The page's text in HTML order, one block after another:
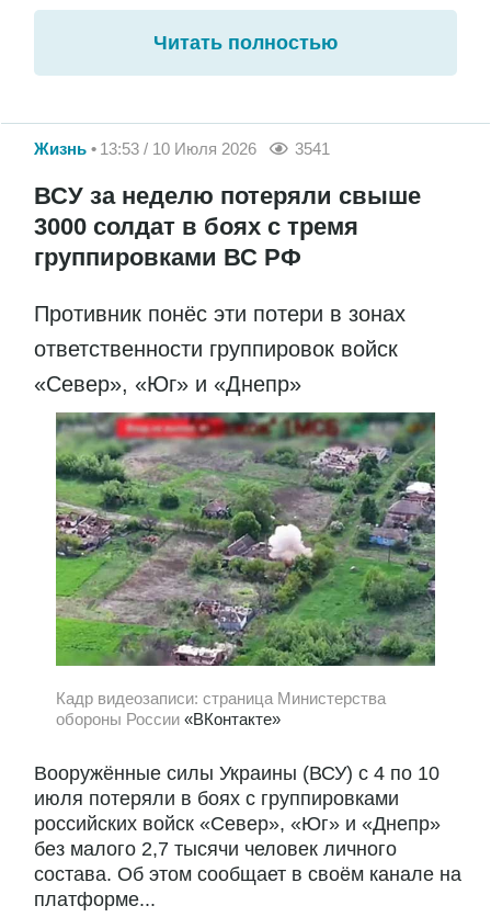
Читать полностью
Жизнь 13:53 / 10 Июля 2026 3541
ВСУ за неделю потеряли свыше
3000 солдат в боях с тремя
группировками ВС РФ
Противник понёс эти потери в зонах
ответственности группировок войск
«Север», «Юг» и «Днепр»
Кадр видеозаписи: страница Министерства
обороны России «ВКонтакте»
Вооружённые силы Украины (ВСУ) с 4 по 10
июля потеряли в боях с группировками
российских войск «Север», «Юг» и «Днепр»
без малого 2,7 тысячи человек личного
состава. Об этом сообщает в своём канале на
платформе...